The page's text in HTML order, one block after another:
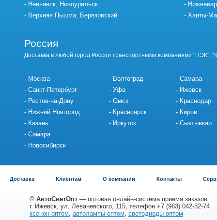
Невьянск, Новоуральск
Верхняя Пышма, Березовский
Ханты-
Россия
Доставка в любой город России транспортными компаниями "ПЭК",
Москва
Санкт-Петербург
Ростов-на-Дону
Нижний Новгород
Казань
Самара
Новосибирск
Волгоград
Уфа
Омск
Красноярск
Иркутск
Самара
Ижевск
Краснодар
Киров
Сыктывкар
Доставка Клиентам О компании Контакты
© АвтоСветОпт — оптовая онлайн-система приема заказов
г. Ижевск, ул. Леваневского, 115, телефон +7 (963) 042-32-74
ксенон оптом, автолампы оптом, светодиоды оптом